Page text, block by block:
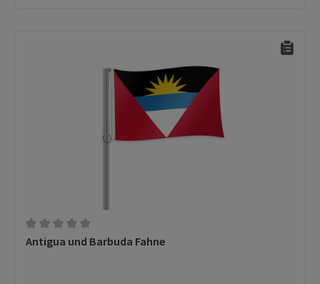
Durchschnittliche Bewertung von 0 von 5 Sternen
Antigua und Barbuda Fahne